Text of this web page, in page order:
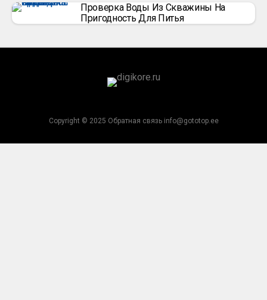
Проверка Воды Из Скважины На
Пригодность Для Питья
Copyright © 2025 Обратная связь info@gototop.ee